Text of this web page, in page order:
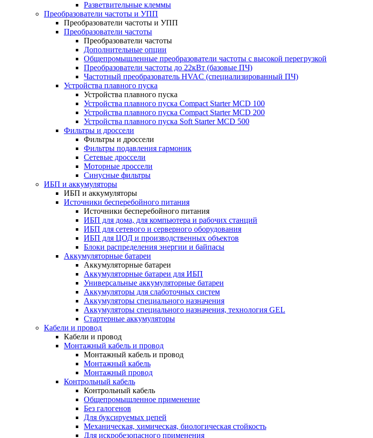
Разветвительные клеммы
Преобразователи частоты и УПП
Преобразователи частоты и УПП
Преобразователи частоты
Преобразователи частоты
Дополнительные опции
Общепромышленные преобразователи частоты с высокой перегрузкой
Преобразователи частоты до 22кВт (базовые ПЧ)
Частотный преобразователь HVAC (специализированный ПЧ)
Устройства плавного пуска
Устройства плавного пуска
Устройства плавного пуска Compact Starter MCD 100
Устройства плавного пуска Compact Starter MCD 200
Устройства плавного пуска Soft Starter MCD 500
Фильтры и дроссели
Фильтры и дроссели
Фильтры подавления гармоник
Сетевые дроссели
Моторные дроссели
Синусные фильтры
ИБП и аккумуляторы
ИБП и аккумуляторы
Источники бесперебойного питания
Источники бесперебойного питания
ИБП для дома, для компьютера и рабочих станций
ИБП для сетевого и серверного оборудования
ИБП для ЦОД и производственных объектов
Блоки распределения энергии и байпасы
Аккумуляторные батареи
Аккумуляторные батареи
Аккумуляторные батареи для ИБП
Универсальные аккумуляторные батареи
Аккумуляторы для слаботочных систем
Аккумуляторы специального назначения
Аккумуляторы специального назначения, технология GEL
Стартерные аккумуляторы
Кабели и провод
Кабели и провод
Монтажный кабель и провод
Монтажный кабель и провод
Монтажный кабель
Монтажный провод
Контрольный кабель
Контрольный кабель
Общепромышленное применение
Без галогенов
Для буксируемых цепей
Механическая, химическая, биологическая стойкость
Для искробезопасного применения